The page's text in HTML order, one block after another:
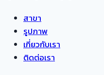
สาขา
รูปภาพ
เกี่ยวกับเรา
ติดต่อเรา